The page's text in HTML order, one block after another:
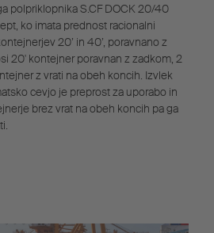
polpriklopnika S.CF DOCK 20/40
ko imata prednost racionalni
20’ in 40’, poravnano z
20' kontejner poravnan z zadkom, 2
z vrati na obeh koncih. Izvlek
cevjo je preprost za uporabo in
brez vrat na obeh koncih pa ga